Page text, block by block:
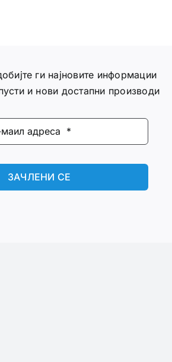
ги најновите информации
и нови достапни производи
ЗАЧЛЕНИ СЕ